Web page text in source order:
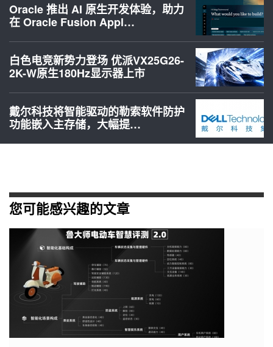
Oracle 推出 AI 原生开发体验，助力
在 Oracle Fusion Appl…
白色电竞新势力登场 优派VX25G26-
2K-W原生180Hz显示器上市
戴尔科技将智能驱动的勒索软件防护
功能嵌入主存储，大幅提…
您可能感兴趣的文章